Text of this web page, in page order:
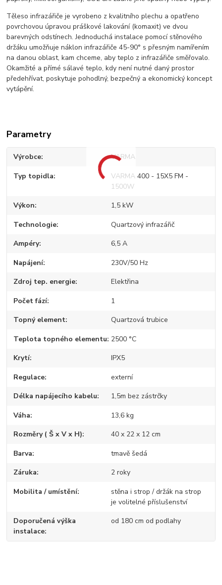
Těleso infrazářiče je vyrobeno z kvalitního plechu a opatřeno
povrchovou úpravou práškové lakování (komaxit) ve dvou
barevných odstínech. Jednoduchá instalace pomocí stěnového
držáku umožňuje náklon infrazářiče 45-90° s přesným namířením
na danou oblast, kam chceme, aby teplo z infrazářiče směřovalo.
Okamžité a přímé sálavé teplo, kdy není nutné daný prostor
předehřívat, poskytuje pohodlný, bezpečný a ekonomický koncept
vytápění.
Parametry
Výrobce VARMA
Typ topidla
VARMA 400 - 15X5 FM -
1500W
Výkon 1,5 kW
Technologie Quartzový infrazářič
Ampéry 6,5 A
Napájení 230V/50 Hz
Zdroj tep. energie Elektřina
Počet fází 1
Topný element Quartzová trubice
Teplota topného elementu 2500 °C
Krytí IPX5
Regulace externí
Délka napájecího kabelu 1,5m bez zástrčky
Váha 13,6 kg
Rozměry ( Š x V x H) 40 x 22 x 12 cm
Barva tmavě šedá
Záruka 2 roky
Mobilita / umístění
stěna i strop / držák na strop
je volitelné příslušenství
Doporučená výška
instalace
od 180 cm od podlahy